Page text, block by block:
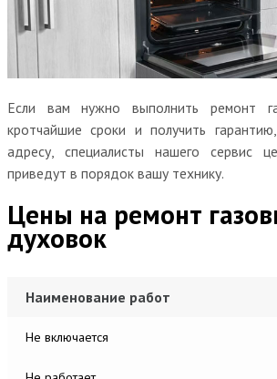
Если вам нужно выполнить ремонт
кротчайшие сроки и получить
адресу, специалисты нашего сервис
приведут в порядок вашу технику.
Цены на ремонт
духовок
Наименование работ
Не включается